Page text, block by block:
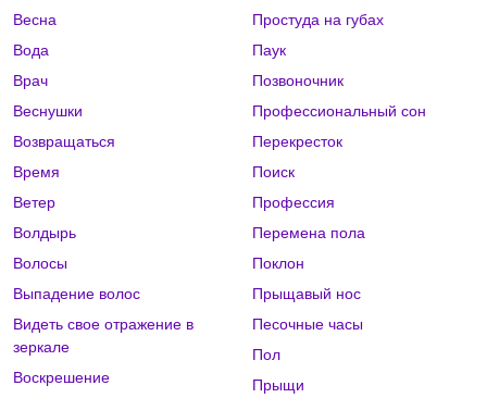
Весна
Вода
Врач
Веснушки
Возвращаться
Время
Ветер
Волдырь
Волосы
Выпадение волос
Видеть свое отражение в
зеркале
Воскрешение
Простуда на губах
Паук
Позвоночник
Профессиональный сон
Перекресток
Поиск
Профессия
Перемена пола
Поклон
Прыщавый нос
Песочные часы
Пол
Прыщи